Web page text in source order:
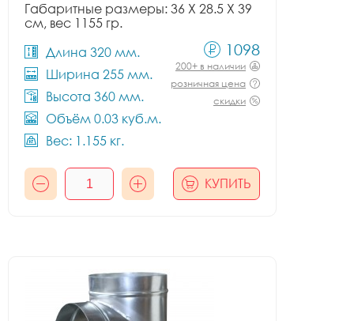
Габаритные размеры: 36 X 28.5 X 39
см, вес 1155 гр.
Длина 320 мм.
Ширина 255 мм.
Высота 360 мм.
Объём 0.03 куб.м.
Вес: 1.155 кг.
1098
200+ в наличии
розничная цена
скидки
КУПИТЬ